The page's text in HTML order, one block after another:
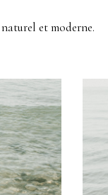
et moderne.